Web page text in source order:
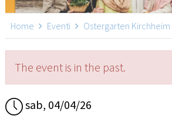
Home Eventi Ostergarten Kirchheim
The event is in the past.
sab, 04/04/26